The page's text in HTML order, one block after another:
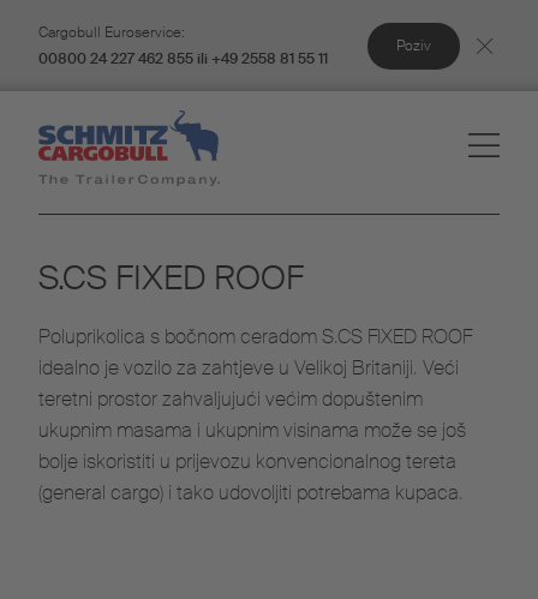
Cargobull Euroservice:
00800 24 227 462 855 ili +49 2558 81 55 11
Poziv
S.CS FIXED ROOF
Poluprikolica s bočnom ceradom S.CS FIXED ROOF
idealno je vozilo za zahtjeve u Velikoj Britaniji. Veći
teretni prostor zahvaljujući većim dopuštenim
ukupnim masama i ukupnim visinama može se još
bolje iskoristiti u prijevozu konvencionalnog tereta
(general cargo) i tako udovoljiti potrebama kupaca.